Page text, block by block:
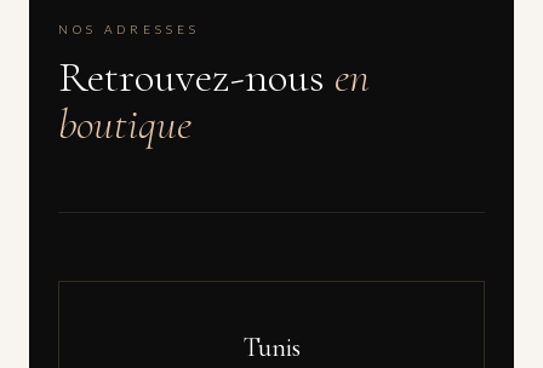
NOS ADRESSES
Retrouvez-nous en
boutique
Tunis